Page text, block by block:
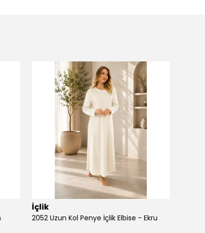
İçlik
2052 Uzun Kol Penye İçlik Elbise - Ekru